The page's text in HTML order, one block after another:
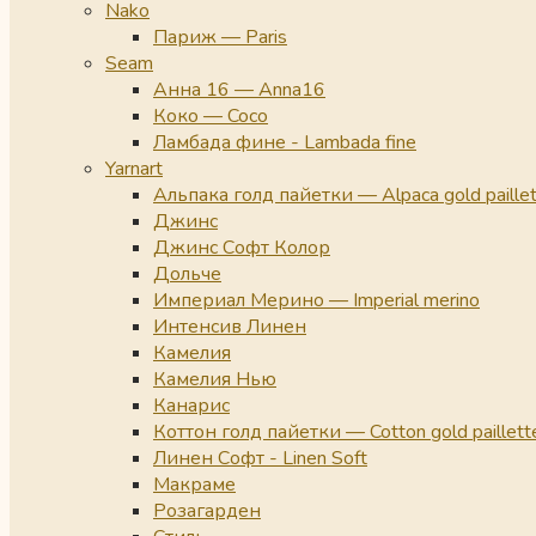
Nako
Париж — Paris
Seam
Анна 16 — Anna16
Коко — Coco
Ламбада фине - Lambada fine
Yarnart
Альпака голд пайетки — Alpaca gold
Джинс
Джинс Софт Колор
Дольче
Империал Мерино — Imperial merino
Интенсив Линен
Камелия
Камелия Нью
Канарис
Коттон голд пайетки — Cotton gold
Линен Софт - Linen Soft
Макраме
Розагарден